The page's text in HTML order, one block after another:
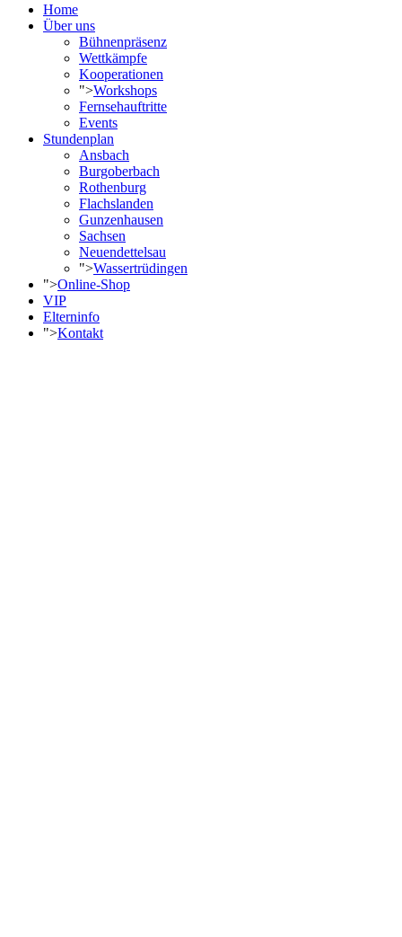
Home
Über uns
Bühnenpräsenz
Wettkämpfe
Kooperationen
">Workshops
Fernsehauftritte
Events
Stundenplan
Ansbach
Burgoberbach
Rothenburg
Flachslanden
Gunzenhausen
Sachsen
Neuendettelsau
">Wassertrüdingen
">Online-Shop
VIP
Elterninfo
">Kontakt